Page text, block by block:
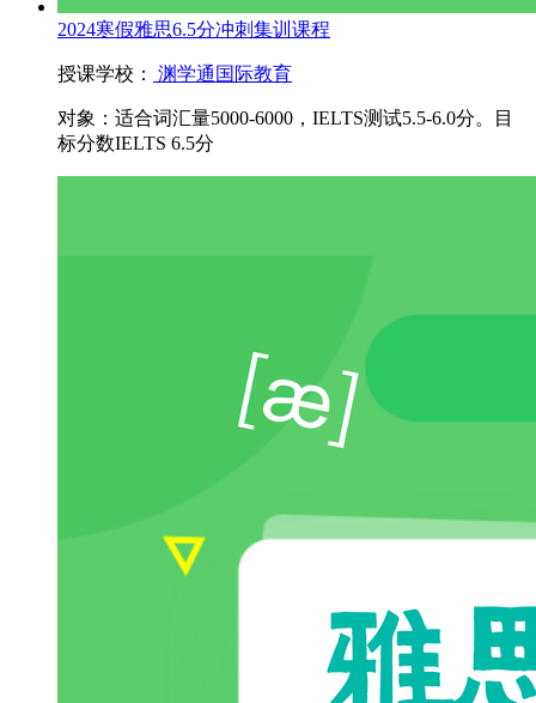
2024寒假雅思6.5分冲刺集训课程
授课学校： 渊学通国际教育
对象： 适合词汇量5000-6000，IELTS测试5.5-6.0分。目
标分数IELTS 6.5分